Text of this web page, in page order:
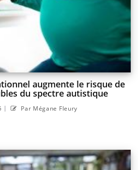
augmente le risque de
du spectre autistique
| Par Mégane Fleury